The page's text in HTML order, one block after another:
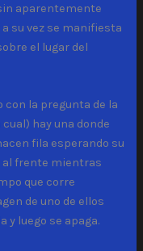
aparentemente
su vez se manifiesta
el lugar del
con la pregunta de la
hay una donde
fila esperando su
al frente mientras
que corre
de uno de ellos
y luego se apaga.